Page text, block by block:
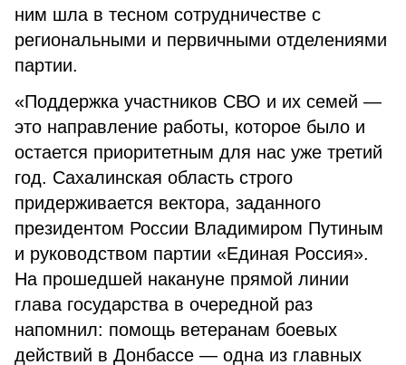
ним шла в тесном сотрудничестве с
региональными и первичными отделениями
партии.
«Поддержка участников СВО и их семей —
это направление работы, которое было и
остается приоритетным для нас уже третий
год. Сахалинская область строго
придерживается вектора, заданного
президентом России Владимиром Путиным
и руководством партии «Единая Россия».
На прошедшей накануне прямой линии
глава государства в очередной раз
напомнил: помощь ветеранам боевых
действий в Донбассе — одна из главных